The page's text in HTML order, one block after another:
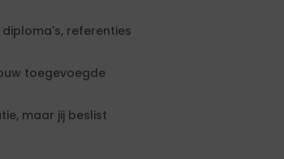
referenties
toegevoegde
maar jij beslist